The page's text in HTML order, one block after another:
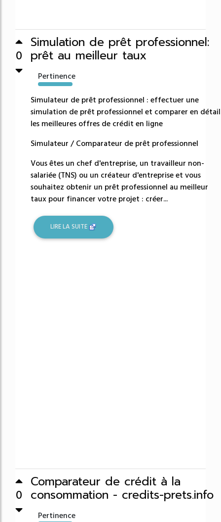
0
Simulation de prêt professionnel:
prêt au meilleur taux
Pertinence
27632%
Simulateur de prêt professionnel : effectuer une
simulation de prêt professionnel et comparer en détail
les meilleures offres de crédit en ligne
Simulateur / Comparateur de prêt professionnel
Vous êtes un chef d'entreprise, un travailleur non-
salariée (TNS) ou un créateur d'entreprise et vous
souhaitez obtenir un prêt professionnel au meilleur
taux pour financer votre projet : créer...
LIRE LA SUITE
0
Comparateur de crédit à la
consommation - credits-prets.info
Pertinence